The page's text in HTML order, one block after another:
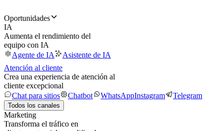
Oportunidades
IA
Aumenta el rendimiento del
equipo con IA
Agente de IA
Asistente de IA
Atención al cliente
Crea una experiencia de atención al
cliente excepcional
Chat para sitios
Chatbot WhatsAppInstagram Telegram
Todos los canales
Marketing
Transforma el tráfico en